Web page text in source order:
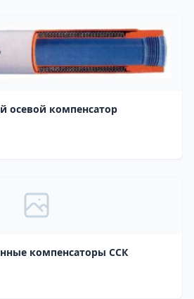
осевой компенсатор
компенсаторы ССК